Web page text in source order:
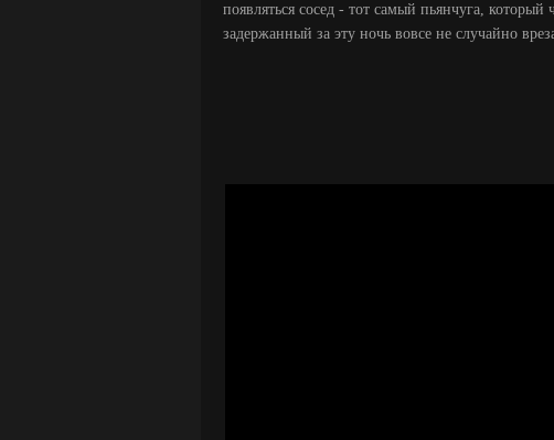
появляться сосед - тот самый пьянчуга,
задержанный за эту ночь вовсе не случайно